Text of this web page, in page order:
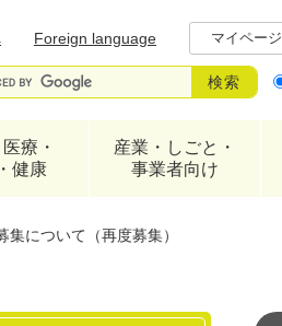
Foreign language マイページ
療・
健康
産業・しごと・
事業者向け
について（再度募集）